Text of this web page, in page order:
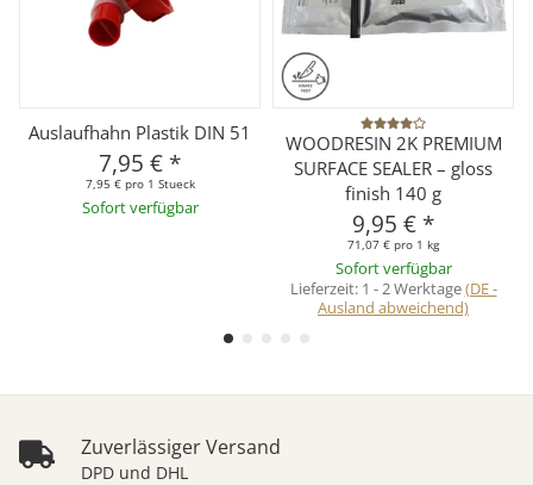
Auslaufhahn Plastik DIN 51
7,95 € *
7,95 € pro 1 Stueck
Sofort verfügbar
WOODRESIN 2K PREMIUM
SURFACE SEALER – gloss
finish 140 g
9,95 € *
71,07 € pro 1 kg
Sofort verfügbar
Lieferzeit: 1 - 2 Werktage(DE -
Ausland abweichend)
Zuverlässiger Versand
DPD und DHL